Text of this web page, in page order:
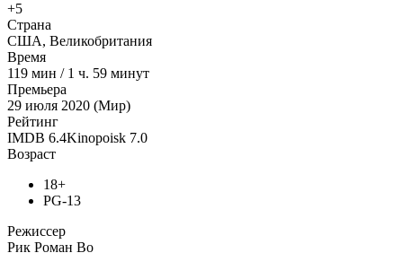
+5
Страна
США, Великобритания
Время
119 мин / 1 ч. 59 минут
Премьера
29 июля 2020 (Мир)
Рейтинг
IMDB 6.4Kinopoisk 7.0
Возраст
18+
PG-13
Режиссер
Рик Роман Во